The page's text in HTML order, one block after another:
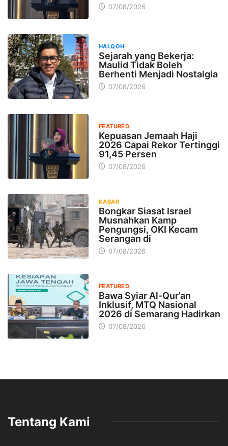
07/08/2026
HALQOH
Sejarah yang Bekerja:
Maulid Tidak Boleh
Berhenti Menjadi Nostalgia
07/08/2026
FEATURED
Kepuasan Jemaah Haji
2026 Capai Rekor Tertinggi
91,45 Persen
07/08/2026
KABAR
Bongkar Siasat Israel
Musnahkan Kamp
Pengungsi, OKI Kecam
Serangan di
07/08/2026
FEATURED
Bawa Syiar Al-Qur’an
Inklusif, MTQ Nasional
2026 di Semarang Hadirkan
07/08/2026
Tentang Kami